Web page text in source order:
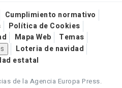
Cumplimiento normativo
Política de Cookies
Mapa Web
Temas
Loteria de navidad
estatal
de la Agencia Europa Press.